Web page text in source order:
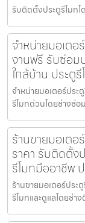
รับติดตั้งประตูรีโมท
จำหน่ายมอเตอ
งานฟรี รับซ่อม
ใกล้บ้าน ประตู
จำหน่ายมอเตอร์ประ
รีโมทด่วนโดยช่างซ่อ
ร้านขายมอเต
ราคา รับติดตั้ง
รีโมทมืออาชีพ
ร้านขายมอเตอร์ปร
รีโมทและดูแลโดยช่า